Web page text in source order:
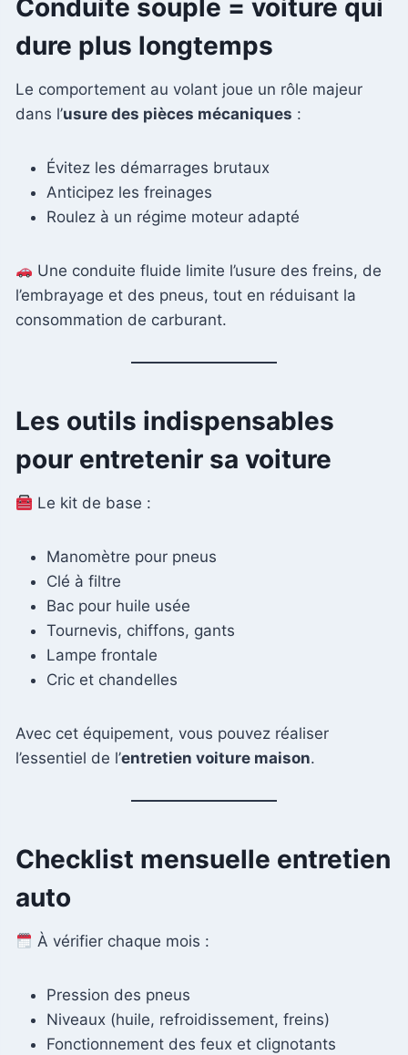
Conduite souple = voiture qui
dure plus longtemps
Le comportement au volant joue un rôle majeur
dans l’usure des pièces mécaniques :
Évitez les démarrages brutaux
Anticipez les freinages
Roulez à un régime moteur adapté
Une conduite fluide limite l’usure des freins, de
l’embrayage et des pneus, tout en réduisant la
consommation de carburant.
Les outils indispensables
pour entretenir sa voiture
Le kit de base :
Manomètre pour pneus
Clé à filtre
Bac pour huile usée
Tournevis, chiffons, gants
Lampe frontale
Cric et chandelles
Avec cet équipement, vous pouvez réaliser
l’essentiel de l’entretien voiture maison.
Checklist mensuelle entretien
auto
À vérifier chaque mois :
Pression des pneus
Niveaux (huile, refroidissement, freins)
Fonctionnement des feux et clignotants